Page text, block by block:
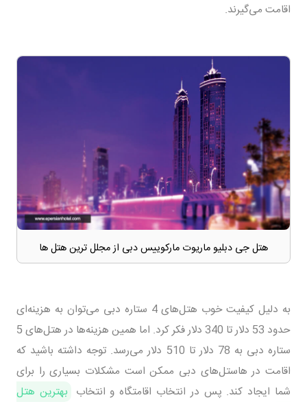
اقامت می‌گیرند.
هتل جی دبلیو ماریوت مارکوییس دبی از مجلل ترین هتل ها
به دلیل کیفیت خوب هتل‌های 4 ستاره دبی می‌توان به هزینه‌ای
حدود 53 دلار تا 340 دلار فکر کرد. اما همین هزینه‌ها در هتل‌های 5
ستاره دبی به 78 دلار تا 510 دلار می‌رسد. توجه داشته باشید که
اقامت در هاستل‌های دبی ممکن است مشکلات بسیاری را برای
شما ایجاد کند. پس در انتخاب اقامتگاه و انتخاب بهترین هتل